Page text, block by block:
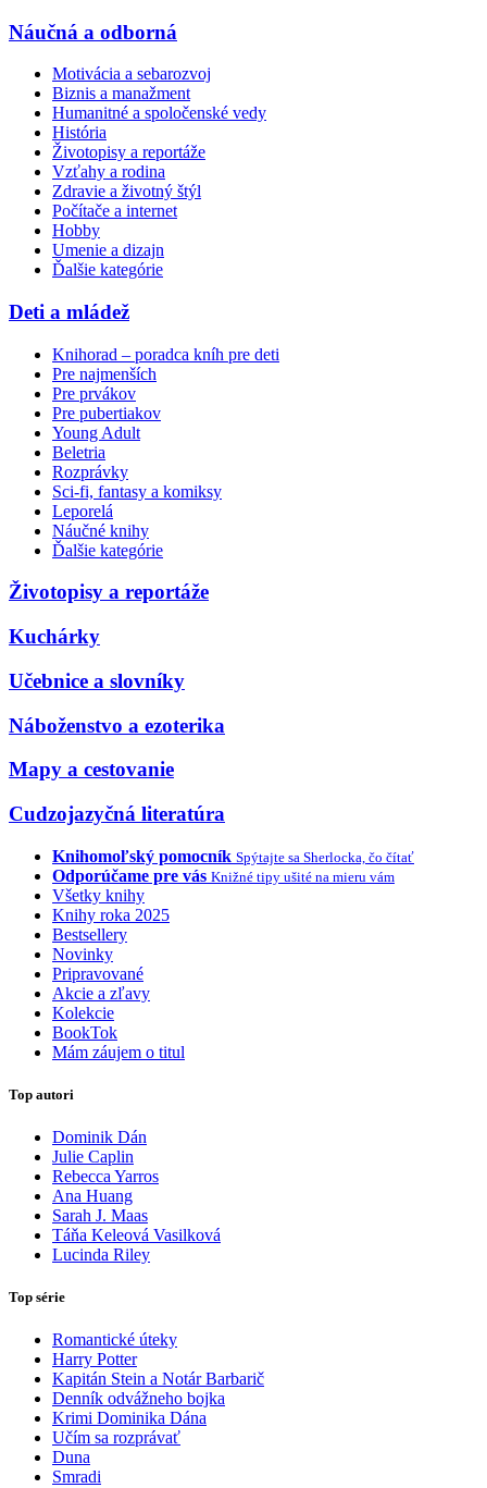
Náučná a odborná
Motivácia a sebarozvoj
Biznis a manažment
Humanitné a spoločenské vedy
História
Životopisy a reportáže
Vzťahy a rodina
Zdravie a životný štýl
Počítače a internet
Hobby
Umenie a dizajn
Ďalšie kategórie
Deti a mládež
Knihorad – poradca kníh pre deti
Pre najmenších
Pre prvákov
Pre pubertiakov
Young Adult
Beletria
Rozprávky
Sci-fi, fantasy a komiksy
Leporelá
Náučné knihy
Ďalšie kategórie
Životopisy a reportáže
Kuchárky
Učebnice a slovníky
Náboženstvo a ezoterika
Mapy a cestovanie
Cudzojazyčná literatúra
Knihomoľský pomocník Spýtajte sa Sherlocka, čo čítať
Odporúčame pre vás Knižné tipy ušité na mieru vám
Všetky knihy
Knihy roka 2025
Bestsellery
Novinky
Pripravované
Akcie a zľavy
Kolekcie
BookTok
Mám záujem o titul
Top autori
Dominik Dán
Julie Caplin
Rebecca Yarros
Ana Huang
Sarah J. Maas
Táňa Keleová Vasilková
Lucinda Riley
Top série
Romantické úteky
Harry Potter
Kapitán Stein a Notár Barbarič
Denník odvážneho bojka
Krimi Dominika Dána
Učím sa rozprávať
Duna
Smradi